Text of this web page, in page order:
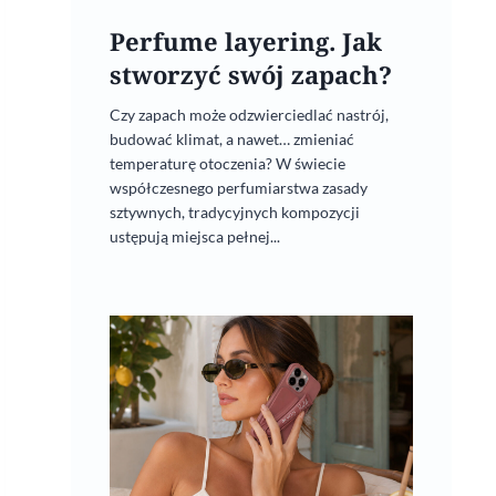
Perfume layering. Jak
stworzyć swój zapach?
Czy zapach może odzwierciedlać nastrój,
budować klimat, a nawet… zmieniać
temperaturę otoczenia? W świecie
współczesnego perfumiarstwa zasady
sztywnych, tradycyjnych kompozycji
ustępują miejsca pełnej...